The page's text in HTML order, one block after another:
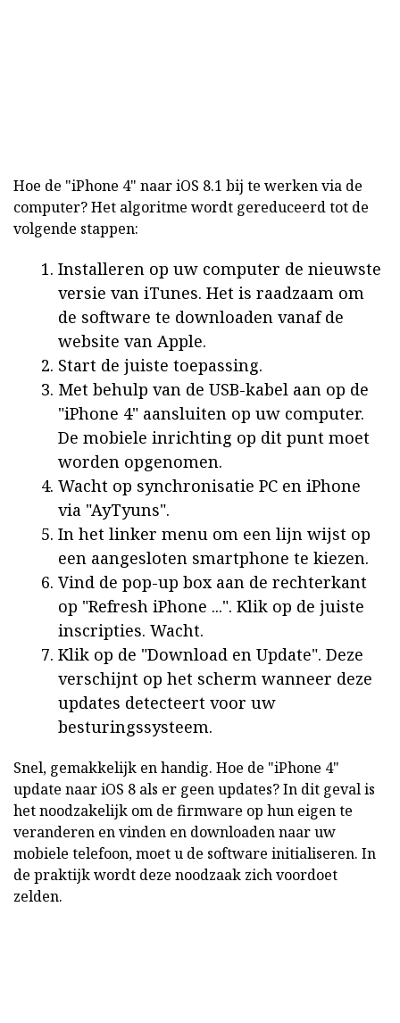
Hoe de "iPhone 4" naar iOS 8.1 bij te werken via de
computer? Het algoritme wordt gereduceerd tot de
volgende stappen:
Installeren op uw computer de nieuwste
versie van iTunes. Het is raadzaam om
de software te downloaden vanaf de
website van Apple.
Start de juiste toepassing.
Met behulp van de USB-kabel aan op de
"iPhone 4" aansluiten op uw computer.
De mobiele inrichting op dit punt moet
worden opgenomen.
Wacht op synchronisatie PC en iPhone
via "AyTyuns".
In het linker menu om een lijn wijst op
een aangesloten smartphone te kiezen.
Vind de pop-up box aan de rechterkant
op "Refresh iPhone ...". Klik op de juiste
inscripties. Wacht.
Klik op de "Download en Update". Deze
verschijnt op het scherm wanneer deze
updates detecteert voor uw
besturingssysteem.
Snel, gemakkelijk en handig. Hoe de "iPhone 4"
update naar iOS 8 als er geen updates? In dit geval is
het noodzakelijk om de firmware op hun eigen te
veranderen en vinden en downloaden naar uw
mobiele telefoon, moet u de software initialiseren. In
de praktijk wordt deze noodzaak zich voordoet
zelden.